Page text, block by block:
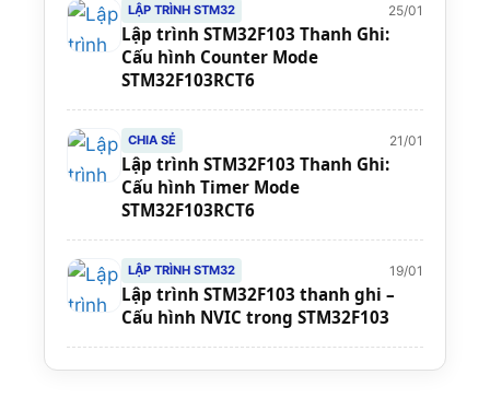
LẬP TRÌNH STM32 25/01
Lập trình STM32F103 Thanh Ghi:
Cấu hình Counter Mode
STM32F103RCT6
CHIA SẺ 21/01
Lập trình STM32F103 Thanh Ghi:
Cấu hình Timer Mode
STM32F103RCT6
LẬP TRÌNH STM32 19/01
Lập trình STM32F103 thanh ghi –
Cấu hình NVIC trong STM32F103